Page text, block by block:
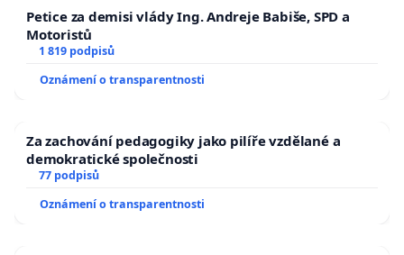
Petice za demisi vlády Ing. Andreje Babiše, SPD a
Motoristů
1 819 podpisů
Oznámení o transparentnosti
Za zachování pedagogiky jako pilíře vzdělané a
demokratické společnosti
77 podpisů
Oznámení o transparentnosti